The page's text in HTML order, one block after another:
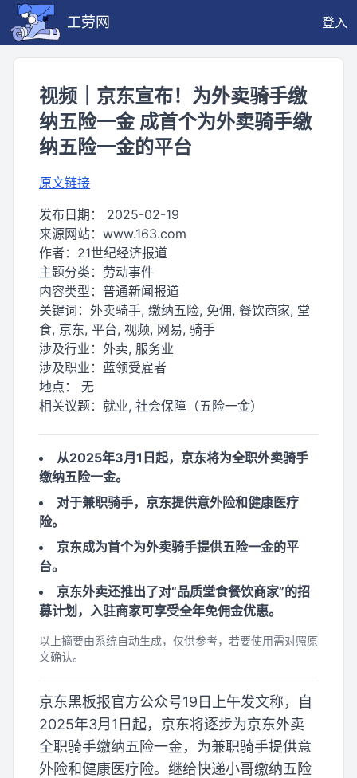
工劳网 登入
视频｜京东宣布！为外卖骑手缴
纳五险一金 成首个为外卖骑手缴
纳五险一金的平台
原文链接
发布日期： 2025-02-19
来源网站： www.163.com
作者： 21世纪经济报道
主题分类： 劳动事件
内容类型： 普通新闻报道
关键词： 外卖骑手, 缴纳五险, 免佣, 餐饮商家, 堂
食, 京东, 平台, 视频, 网易, 骑手
涉及行业： 外卖, 服务业
涉及职业： 蓝领受雇者
地点： 无
相关议题： 就业, 社会保障（五险一金）
从2025年3月1日起，京东将为全职外卖骑手
缴纳五险一金。
对于兼职骑手，京东提供意外险和健康医疗
险。
京东成为首个为外卖骑手提供五险一金的平
台。
京东外卖还推出了对“品质堂食餐饮商家”的招
募计划，入驻商家可享受全年免佣金优惠。
以上摘要由系统自动生成，仅供参考，若要使用需对照原
文确认。
京东黑板报官方公众号19日上午发文称，自
2025年3月1日起，京东将逐步为京东外卖
全职骑手缴纳五险一金，为兼职骑手提供意
外险和健康医疗险。继给快递小哥缴纳五险